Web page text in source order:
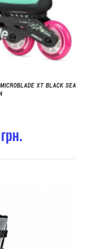
XT BLACK SEA